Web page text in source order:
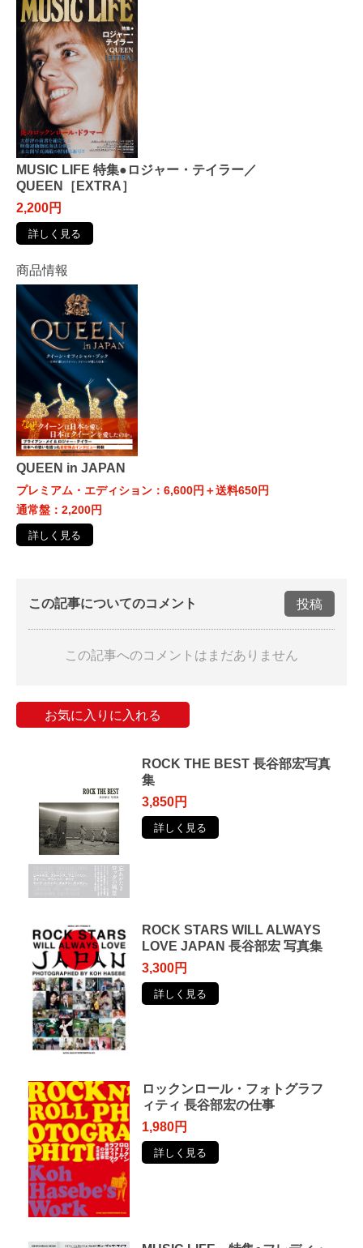
MUSIC LIFE 特集●ロジャー・テイラー／
QUEEN［EXTRA］
2,200円
詳しく見る
商品情報
QUEEN in JAPAN
プレミアム・エディション：6,600円＋送料650円
通常盤：2,200円
詳しく見る
この記事についてのコメント 投稿
この記事へのコメントはまだありません
お気に入りに入れる
ROCK THE BEST 長谷部宏写真
集
3,850円
詳しく見る
ROCK STARS WILL ALWAYS
LOVE JAPAN 長谷部宏 写真集
3,300円
詳しく見る
ロックンロール・フォトグラフ
ィティ 長谷部宏の仕事
1,980円
詳しく見る